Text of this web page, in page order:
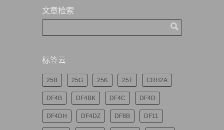
文章检索
标签云
25B 25G 25K 25T CRH2A
DF4B DF4BK DF4C DF4D
DF4DH DF4DZ DF8B DF11